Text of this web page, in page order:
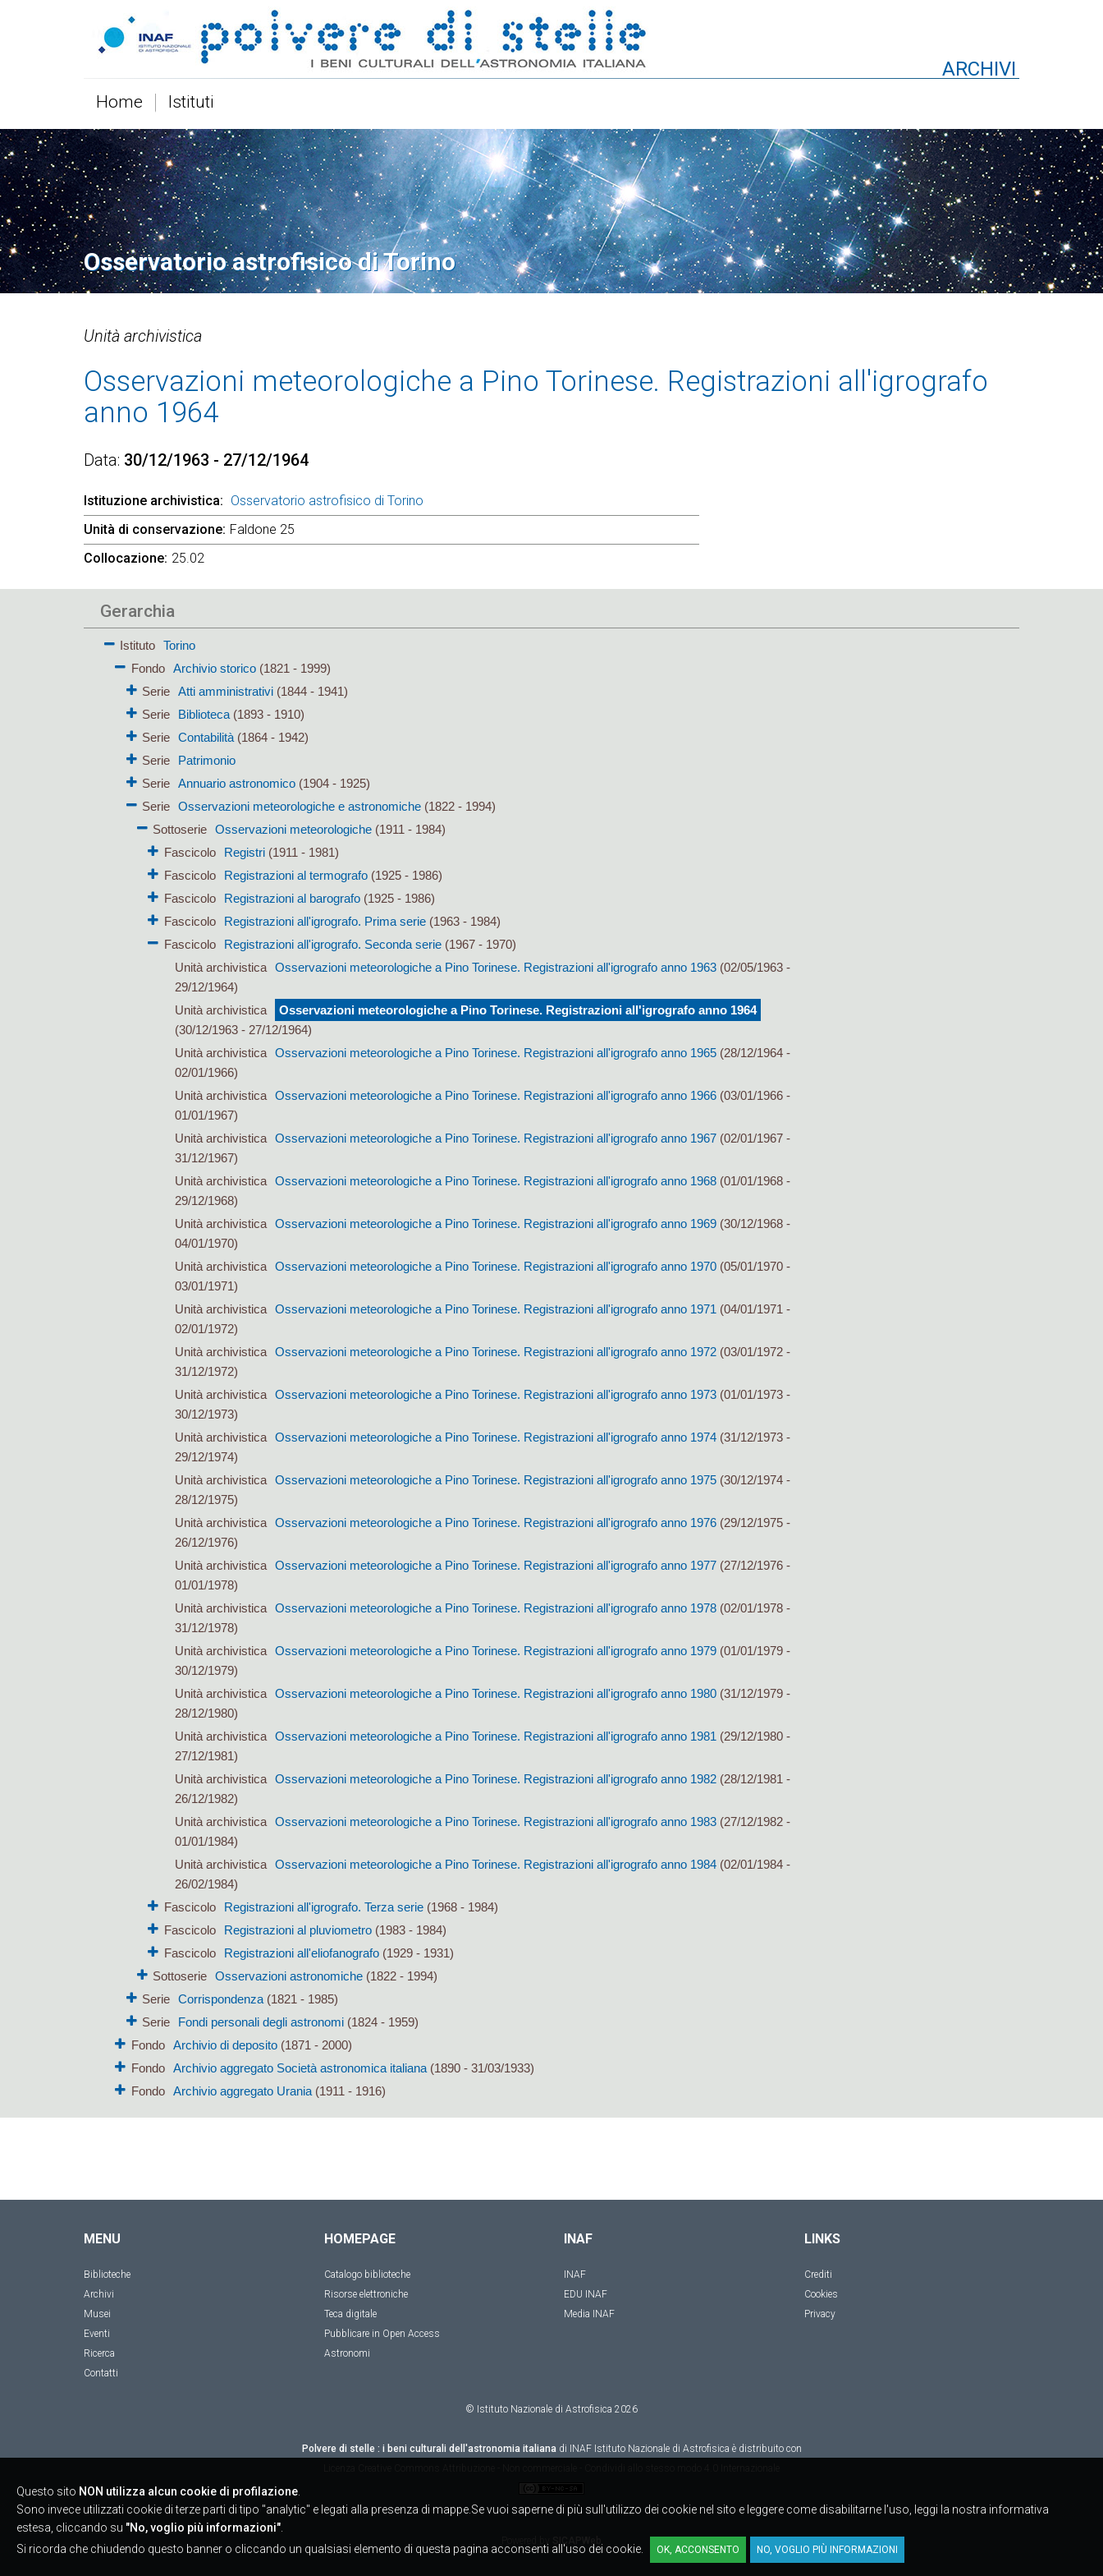
ARCHIVI
Home Istituti
Osservatorio astrofisico di Torino
Unità archivistica
Osservazioni meteorologiche a Pino Torinese. Registrazioni all'igrografo
anno 1964
Data 30/12/1963 - 27/12/1964
Istituzione archivistica
Osservatorio astrofisico di Torino
Unità di conservazione Faldone 25
Collocazione 25.02
Gerarchia
Istituto
Torino
Fondo
Archivio storico(1821 - 1999)
Serie Atti amministrativi(1844 - 1941)
Serie
Biblioteca(1893 - 1910)
Serie Contabilità(1864 - 1942)
Serie
Patrimonio
Serie Annuario astronomico(1904 - 1925)
Serie Osservazioni meteorologiche e astronomiche(1822 - 1994)
Sottoserie
Osservazioni meteorologiche (1911 - 1984)
Fascicolo
Registri(1911 - 1981)
Fascicolo
Registrazioni al termografo(1925 - 1986)
Fascicolo
Registrazioni al barografo(1925 - 1986)
Fascicolo
Registrazioni all'igrografo. Prima serie(1963 - 1984)
Fascicolo
Registrazioni all'igrografo. Seconda serie(1967 - 1970)
Unità archivistica Osservazioni meteorologiche a Pino Torinese. Registrazioni all'igrografo anno 1963(02/05/1963 -
29/12/1964)
Unità archivistica
Osservazioni meteorologiche a Pino Torinese. Registrazioni all'igrografo anno 1964
(30/12/1963 - 27/12/1964)
Unità archivistica Osservazioni meteorologiche a Pino Torinese. Registrazioni all'igrografo anno 1965(28/12/1964 -
02/01/1966)
Unità archivistica Osservazioni meteorologiche a Pino Torinese. Registrazioni all'igrografo anno 1966(03/01/1966 -
01/01/1967)
Unità archivistica Osservazioni meteorologiche a Pino Torinese. Registrazioni all'igrografo anno 1967(02/01/1967 -
31/12/1967)
Unità archivistica Osservazioni meteorologiche a Pino Torinese. Registrazioni all'igrografo anno 1968(01/01/1968 -
29/12/1968)
Unità archivistica Osservazioni meteorologiche a Pino Torinese. Registrazioni all'igrografo anno 1969(30/12/1968 -
04/01/1970)
Unità archivistica Osservazioni meteorologiche a Pino Torinese. Registrazioni all'igrografo anno 1970(05/01/1970 -
03/01/1971)
Unità archivistica Osservazioni meteorologiche a Pino Torinese. Registrazioni all'igrografo anno 1971 (04/01/1971 -
02/01/1972)
Unità archivistica Osservazioni meteorologiche a Pino Torinese. Registrazioni all'igrografo anno 1972(03/01/1972 -
31/12/1972)
Unità archivistica Osservazioni meteorologiche a Pino Torinese. Registrazioni all'igrografo anno 1973(01/01/1973 -
30/12/1973)
Unità archivistica Osservazioni meteorologiche a Pino Torinese. Registrazioni all'igrografo anno 1974(31/12/1973 -
29/12/1974)
Unità archivistica Osservazioni meteorologiche a Pino Torinese. Registrazioni all'igrografo anno 1975(30/12/1974 -
28/12/1975)
Unità archivistica Osservazioni meteorologiche a Pino Torinese. Registrazioni all'igrografo anno 1976(29/12/1975 -
26/12/1976)
Unità archivistica Osservazioni meteorologiche a Pino Torinese. Registrazioni all'igrografo anno 1977(27/12/1976 -
01/01/1978)
Unità archivistica Osservazioni meteorologiche a Pino Torinese. Registrazioni all'igrografo anno 1978(02/01/1978 -
31/12/1978)
Unità archivistica Osservazioni meteorologiche a Pino Torinese. Registrazioni all'igrografo anno 1979(01/01/1979 -
30/12/1979)
Unità archivistica Osservazioni meteorologiche a Pino Torinese. Registrazioni all'igrografo anno 1980(31/12/1979 -
28/12/1980)
Unità archivistica Osservazioni meteorologiche a Pino Torinese. Registrazioni all'igrografo anno 1981 (29/12/1980 -
27/12/1981)
Unità archivistica Osservazioni meteorologiche a Pino Torinese. Registrazioni all'igrografo anno 1982(28/12/1981 -
26/12/1982)
Unità archivistica Osservazioni meteorologiche a Pino Torinese. Registrazioni all'igrografo anno 1983(27/12/1982 -
01/01/1984)
Unità archivistica Osservazioni meteorologiche a Pino Torinese. Registrazioni all'igrografo anno 1984(02/01/1984 -
26/02/1984)
Fascicolo
Registrazioni all'igrografo. Terza serie(1968 - 1984)
Fascicolo
Registrazioni al pluviometro(1983 - 1984)
Fascicolo
Registrazioni all'eliofanografo(1929 - 1931)
Sottoserie
Osservazioni astronomiche (1822 - 1994)
Serie Corrispondenza(1821 - 1985)
Serie
Fondi personali degli astronomi(1824 - 1959)
Fondo
Archivio di deposito(1871 - 2000)
Fondo
Archivio aggregato Società astronomica italiana(1890 - 31/03/1933)
Fondo
Archivio aggregato Urania(1911 - 1916)
MENU
Biblioteche
Archivi
Musei
Eventi
Ricerca
Contatti
HOMEPAGE
Catalogo biblioteche
Risorse elettroniche
Teca digitale
Pubblicare in Open Access
Astronomi
INAF
INAF
EDU INAF
Media INAF
LINKS
Crediti
Cookies
Privacy
© Istituto Nazionale di Astrofisica 2026
Polvere di stelle : i beni culturali dell'astronomia italianadi INAF Istituto Nazionale di Astrofisica è distribuito con
Questo sito NON utilizza alcun cookie di profilazione
Sono invece utilizzati cookie di terze parti di tipo "analytic" e legati alla presenza di mappe.Se vuoi saperne di più sull'utilizzo dei cookie nel sito e leggere come disabilitarne l'uso, leggi la nostra informativa
estesa, cliccando su "No, voglio più informazioni"
Si ricorda che chiudendo questo banner o cliccando un qualsiasi elemento di questa pagina acconsenti all'uso dei cookie.
OK, ACCONSENTO NO, VOGLIO PIÙ INFORMAZIONI